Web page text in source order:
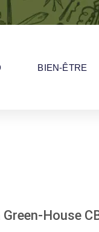
BIEN-ÊTRE
House